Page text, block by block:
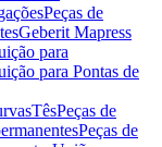
Peças de
Geberit Mapress
para
para Pontas de
TêsPeças de
Peças de